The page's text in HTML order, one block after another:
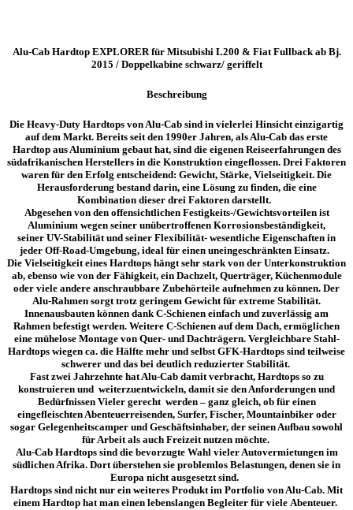
Alu-Cab Hardtop EXPLORER für Mitsubishi L200 & Fiat Fullback ab Bj.
2015 / Doppelkabine schwarz/ geriffelt
Beschreibung
Die Heavy-Duty Hardtops von Alu-Cab sind in vielerlei Hinsicht einzigartig
auf dem Markt. Bereits seit den 1990er Jahren, als Alu-Cab das erste
Hardtop aus Aluminium gebaut hat, sind die eigenen Reiseerfahrungen des
südafrikanischen Herstellers in die Konstruktion eingeflossen. Drei Faktoren
waren für den Erfolg entscheidend: Gewicht, Stärke, Vielseitigkeit. Die
Herausforderung bestand darin, eine Lösung zu finden, die eine
Kombination dieser drei Faktoren darstellt.
Abgesehen von den offensichtlichenFestigkeits-/Gewichtsvorteilenist
Aluminium wegen seiner unübertroffenen Korrosionsbeständigkeit,
seiner UV-Stabilitätund seiner Flexibilität- wesentliche Eigenschaften in
jeder Off-Road-Umgebung, ideal für einen uneingeschränkten Einsatz.
Die Vielseitigkeit eines Hardtops hängt sehr stark von der Unterkonstruktion
ab, ebenso wie von der Fähigkeit, ein Dachzelt, Querträger, Küchenmodule
oder viele andere anschraubbare Zubehörteile aufnehmen zu können. Der
Alu-Rahmen sorgttrotz geringem Gewicht für extreme Stabilität.
Innenausbauten können dank C-Schienen einfach und zuverlässig am
Rahmen befestigt werden. Weitere C-Schienen auf dem Dach, ermöglichen
eine mühelose Montage von Quer- und Dachträgern. Vergleichbare Stahl-
Hardtops wiegen ca. die Hälfte mehr und selbst GFK-Hardtops sind teilweise
schwerer und das bei deutlich reduzierter Stabilität.
Fast zwei Jahrzehnte hat Alu-Cab damit verbracht, Hardtops so zu
konstruieren und weiterzuentwickeln, damit sie den Anforderungen und
Bedürfnissen Vieler gerecht werden – ganz gleich, ob für einen
eingefleischten Abenteuerreisenden, Surfer, Fischer, Mountainbiker oder
sogar Gelegenheitscamper und Geschäftsinhaber, der seinen Aufbau sowohl
für Arbeit als auch Freizeit nutzen möchte.
Alu-Cab Hardtops sind diebevorzugte Wahl vieler Autovermietungenim
südlichen Afrika. Dortüberstehen sie problemlos Belastungen, denen sie in
Europa nicht ausgesetzt sind.
Hardtops sind nicht nur ein weiteres Produkt im Portfolio von Alu-Cab. Mit
einem Hardtop hat man einen lebenslangen Begleiter für viele Abenteuer.